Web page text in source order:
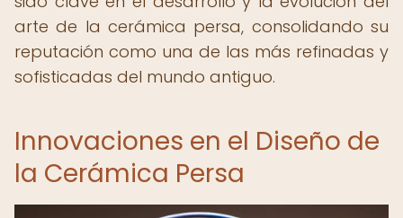
arte de la cerámica persa, consolidando su
reputación como una de las más refinadas y
sofisticadas del mundo antiguo.
Innovaciones en el Diseño de
la Cerámica Persa